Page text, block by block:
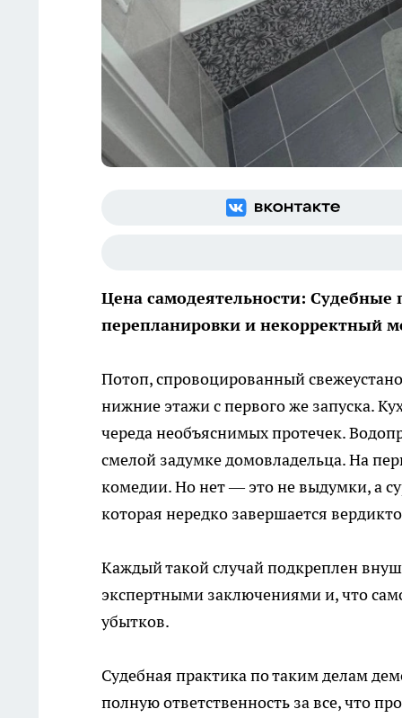
Цена самодеятельности:
перепланировки и некорректный
Потоп, спровоцированный
нижние этажи с первого же запуска.
череда необъяснимых протечек.
смелой задумке домовладельца. На
комедии. Но нет — это не выдумки, а
которая нередко завершается
Каждый такой случай подкреплен
экспертными заключениями и, что
убытков.
Судебная практика по таким делам
полную ответственность за все, что